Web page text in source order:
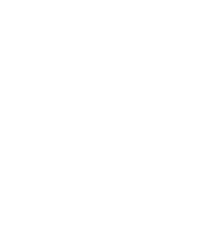
MonitorLLeft),
MonitorDLeft) /2,
/2, (MonitorUBottom -